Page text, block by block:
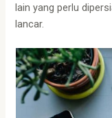
lain yang perlu
lancar.